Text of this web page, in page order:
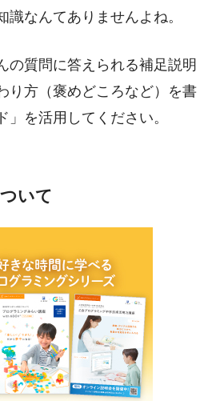
識なんてありませんよね。
の質問に答えられる補足説明
り方（褒めどころなど）を書
」を活用してください。
いて